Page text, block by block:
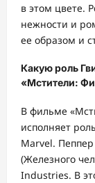
в этом цвете.
нежности и
ее образом и
Какую роль
«Мстители:
В фильме
исполняет
Marvel.
(Железного
Industries. В